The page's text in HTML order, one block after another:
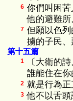
6 你們叫困苦
他的避難所
7 但願以色列
擄的子民、
第十五篇
1
〔大衛的
誰能住在你
2 就是行為正
3 他不以舌